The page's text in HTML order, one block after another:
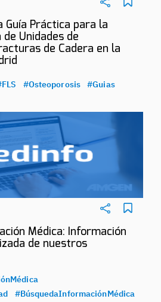
Guía Práctica para la
Unidades de
de Cadera en la
#Osteoporosis #Guias
Médica: Información
de nuestros
#BúsquedaInformaciónMédica